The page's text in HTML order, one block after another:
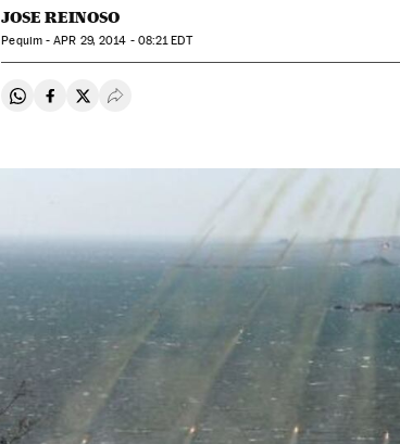
JOSE REINOSO
Pequim -APR 29, 2014 - 08:21EDT
Compartir en Whatsapp
Compartir en Facebook
Compartir en Twitter
Desplegar Redes Sociales